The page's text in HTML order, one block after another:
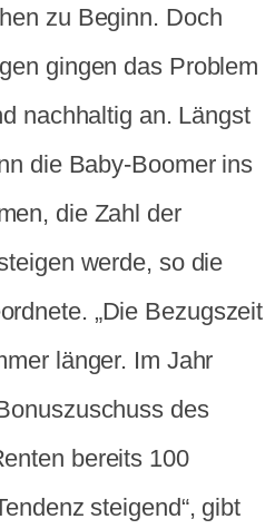
zu Beginn. Doch
gingen das Problem
nachhaltig an. Längst
die Baby-Boomer ins
die Zahl der
werde, so die
„Die Bezugszeit
länger. Im Jahr
des
bereits 100
steigend“, gibt